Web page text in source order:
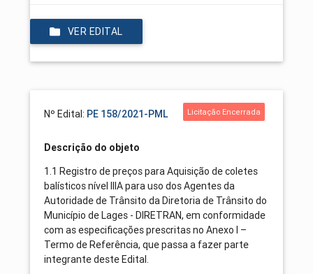
VER EDITAL
Nº Edital: PE 158/2021-PML Licitação Encerrada
Descrição do objeto
1.1 Registro de preços para Aquisição de coletes
balísticos nível IIIA para uso dos Agentes da
Autoridade de Trânsito da Diretoria de Trânsito do
Município de Lages - DIRETRAN, em conformidade
com as especificações prescritas no Anexo I –
Termo de Referência, que passa a fazer parte
integrante deste Edital.